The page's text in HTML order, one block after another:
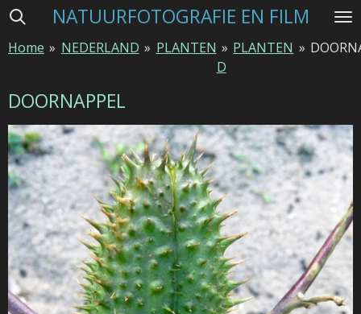
Ga
naar
hoofdinhoud
NATUURFOTOGRAFIE EN FILM
Home » NEDERLAND » PLANTEN » PLANTEN
D
»
DOORNAPPEL